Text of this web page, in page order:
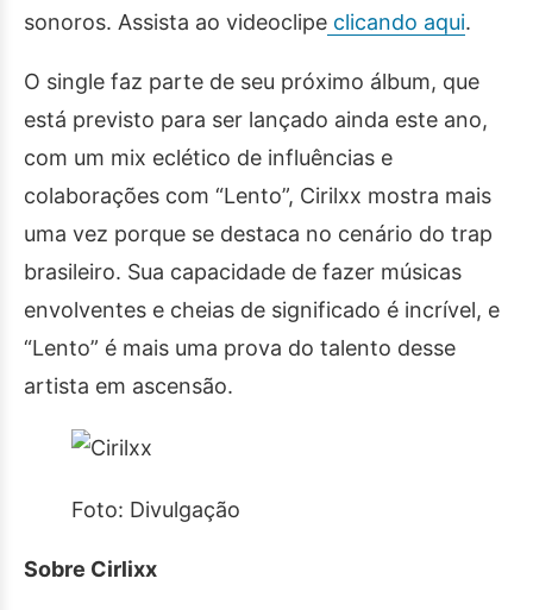
sonoros. Assista ao videoclipe clicando aqui.
O single faz parte de seu próximo álbum, que
está previsto para ser lançado ainda este ano,
com um mix eclético de influências e
colaborações com “Lento”, Cirilxx mostra mais
uma vez porque se destaca no cenário do trap
brasileiro. Sua capacidade de fazer músicas
envolventes e cheias de significado é incrível, e
“Lento” é mais uma prova do talento desse
artista em ascensão.
Foto: Divulgação
Sobre Cirlixx